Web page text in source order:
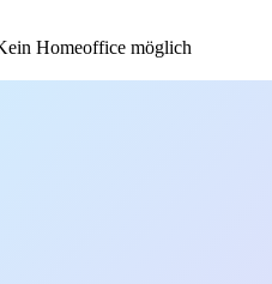
Homeoffice möglich